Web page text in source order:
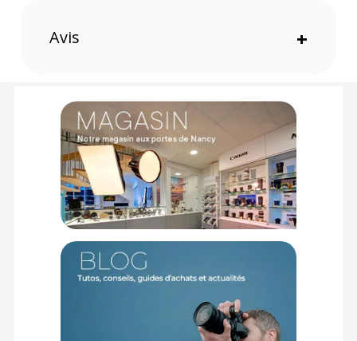
Tension de sortie max : 8,4 V CC
PHYSIQUE
Température de fonctionnement : 0 à 40 degrés
Dimensions : 31,8 x 18,5 x 45 mm
Poids : 42 grammes environ
Chargeur BC-TRW :
ALIMENTATION
Puissance nominale d'entrée : 100 – 240 V CA 50/60 Hz
Borne de charge de la batterie : 8,4 V CC 400 mA
Température de fonctionnement : 0 à 40 degrés
Température de stockage : -20 à 60 degrés
Avis +